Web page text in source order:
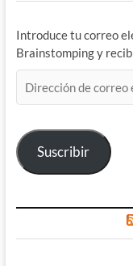
Introduce tu correo
Brainstomping y
de
electrónico
Suscribir